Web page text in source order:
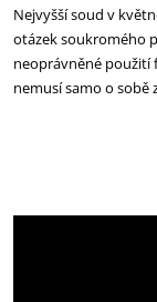
Nejvyšší soud v
otázek soukromého
neoprávněné použití
nemusí samo o sobě